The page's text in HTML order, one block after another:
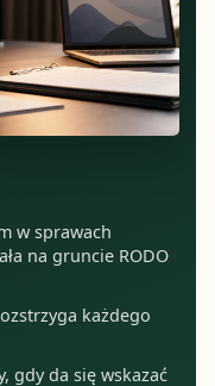
w sprawach
na gruncie RODO
każdego
gdy da się wskazać